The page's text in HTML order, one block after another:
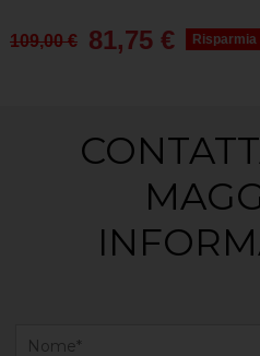
109,00 € 81,75 € Risparmia